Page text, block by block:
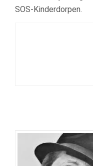
SOS-Kinderdorpen.